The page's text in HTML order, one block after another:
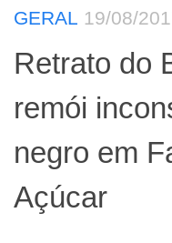
GERAL 19/08/
Retrato do
remói
negro em
Açúcar